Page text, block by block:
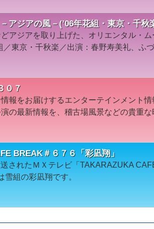
アジアの風－(’06年花組・東京・千秋
アジアを取り上げた、オリエンタル・ム
／東京・千秋楽／出演：春野寿美礼、ふ
０７
報をお届けするエンターテインメント情
の最新情報を、稽古場風景などの貴重な
BREAK＃６７６「彩凪翔」
されたＭＸテレビ「TAKARAZUKA
組の彩凪翔です。